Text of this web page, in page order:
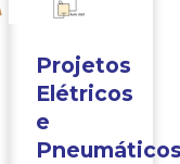
Projetos
Elétricos
e